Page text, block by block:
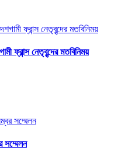
ফ্রান্স নেতৃবৃন্দের মতবিনিময়
সম্মেলন